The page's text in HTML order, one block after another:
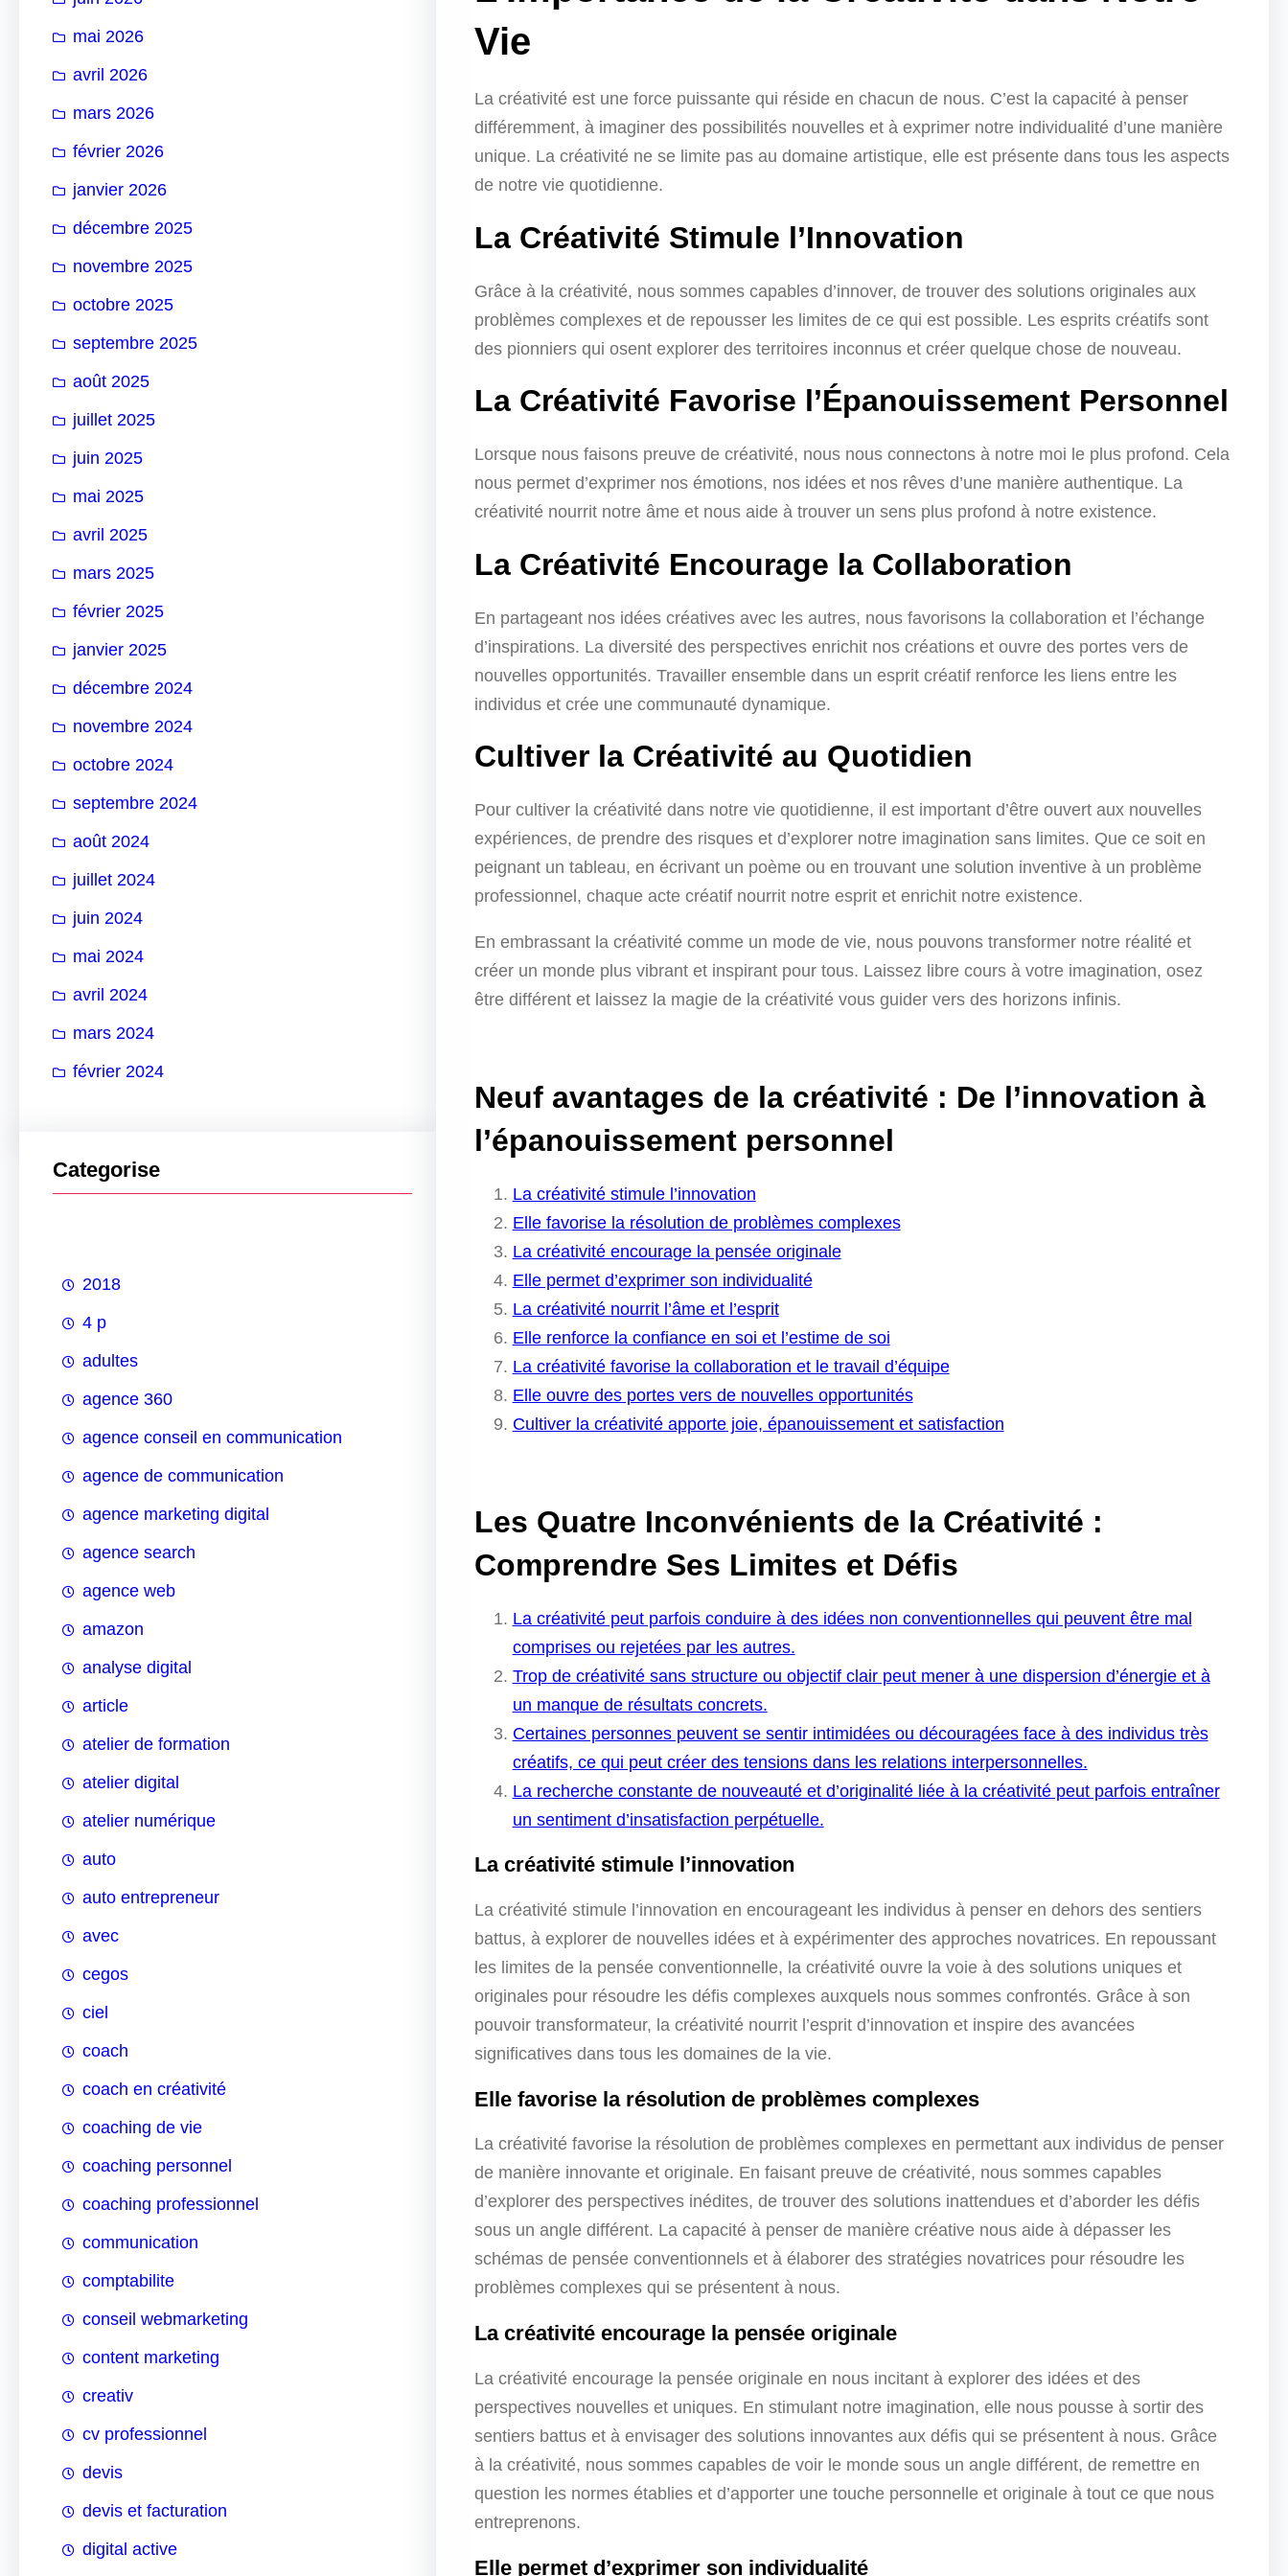
mai 2026
avril 2026
mars 2026
février 2026
janvier 2026
décembre 2025
novembre 2025
octobre 2025
septembre 2025
août 2025
juillet 2025
juin 2025
mai 2025
avril 2025
mars 2025
février 2025
janvier 2025
décembre 2024
novembre 2024
octobre 2024
septembre 2024
août 2024
juillet 2024
juin 2024
mai 2024
avril 2024
mars 2024
février 2024
Categorise
2018
4 p
adultes
agence 360
agence conseil en communication
agence de communication
agence marketing digital
agence search
agence web
amazon
analyse digital
article
atelier de formation
atelier digital
atelier numérique
auto
auto entrepreneur
avec
cegos
ciel
coach
coach en créativité
coaching de vie
coaching personnel
coaching professionnel
communication
comptabilite
conseil webmarketing
content marketing
creativ
cv professionnel
devis
devis et facturation
digital active
Vie
La créativité est une force puissante qui réside en chacun de nous. C’est la capacité à penser
différemment, à imaginer des possibilités nouvelles et à exprimer notre individualité d’une manière
unique. La créativité ne se limite pas au domaine artistique, elle est présente dans tous les aspects
de notre vie quotidienne.
La Créativité Stimule l’Innovation
Grâce à la créativité, nous sommes capables d’innover, de trouver des solutions originales aux
problèmes complexes et de repousser les limites de ce qui est possible. Les esprits créatifs sont
des pionniers qui osent explorer des territoires inconnus et créer quelque chose de nouveau.
La Créativité Favorise l’Épanouissement Personnel
Lorsque nous faisons preuve de créativité, nous nous connectons à notre moi le plus profond. Cela
nous permet d’exprimer nos émotions, nos idées et nos rêves d’une manière authentique. La
créativité nourrit notre âme et nous aide à trouver un sens plus profond à notre existence.
La Créativité Encourage la Collaboration
En partageant nos idées créatives avec les autres, nous favorisons la collaboration et l’échange
d’inspirations. La diversité des perspectives enrichit nos créations et ouvre des portes vers de
nouvelles opportunités. Travailler ensemble dans un esprit créatif renforce les liens entre les
individus et crée une communauté dynamique.
Cultiver la Créativité au Quotidien
Pour cultiver la créativité dans notre vie quotidienne, il est important d’être ouvert aux nouvelles
expériences, de prendre des risques et d’explorer notre imagination sans limites. Que ce soit en
peignant un tableau, en écrivant un poème ou en trouvant une solution inventive à un problème
professionnel, chaque acte créatif nourrit notre esprit et enrichit notre existence.
En embrassant la créativité comme un mode de vie, nous pouvons transformer notre réalité et
créer un monde plus vibrant et inspirant pour tous. Laissez libre cours à votre imagination, osez
être différent et laissez la magie de la créativité vous guider vers des horizons infinis.
Neuf avantages de la créativité : De l’innovation à
l’épanouissement personnel
La créativité stimule l’innovation
Elle favorise la résolution de problèmes complexes
La créativité encourage la pensée originale
Elle permet d’exprimer son individualité
La créativité nourrit l’âme et l’esprit
Elle renforce la confiance en soi et l’estime de soi
La créativité favorise la collaboration et le travail d’équipe
Elle ouvre des portes vers de nouvelles opportunités
Cultiver la créativité apporte joie, épanouissement et satisfaction
Les Quatre Inconvénients de la Créativité :
Comprendre Ses Limites et Défis
La créativité peut parfois conduire à des idées non conventionnelles qui peuvent être mal
comprises ou rejetées par les autres.
Trop de créativité sans structure ou objectif clair peut mener à une dispersion d’énergie et à
un manque de résultats concrets.
Certaines personnes peuvent se sentir intimidées ou découragées face à des individus très
créatifs, ce qui peut créer des tensions dans les relations interpersonnelles.
La recherche constante de nouveauté et d’originalité liée à la créativité peut parfois entraîner
un sentiment d’insatisfaction perpétuelle.
La créativité stimule l’innovation
La créativité stimule l’innovation en encourageant les individus à penser en dehors des sentiers
battus, à explorer de nouvelles idées et à expérimenter des approches novatrices. En repoussant
les limites de la pensée conventionnelle, la créativité ouvre la voie à des solutions uniques et
originales pour résoudre les défis complexes auxquels nous sommes confrontés. Grâce à son
pouvoir transformateur, la créativité nourrit l’esprit d’innovation et inspire des avancées
significatives dans tous les domaines de la vie.
Elle favorise la résolution de problèmes complexes
La créativité favorise la résolution de problèmes complexes en permettant aux individus de penser
de manière innovante et originale. En faisant preuve de créativité, nous sommes capables
d’explorer des perspectives inédites, de trouver des solutions inattendues et d’aborder les défis
sous un angle différent. La capacité à penser de manière créative nous aide à dépasser les
schémas de pensée conventionnels et à élaborer des stratégies novatrices pour résoudre les
problèmes complexes qui se présentent à nous.
La créativité encourage la pensée originale
La créativité encourage la pensée originale en nous incitant à explorer des idées et des
perspectives nouvelles et uniques. En stimulant notre imagination, elle nous pousse à sortir des
sentiers battus et à envisager des solutions innovantes aux défis qui se présentent à nous. Grâce
à la créativité, nous sommes capables de voir le monde sous un angle différent, de remettre en
question les normes établies et d’apporter une touche personnelle et originale à tout ce que nous
entreprenons.
Elle permet d’exprimer son individualité